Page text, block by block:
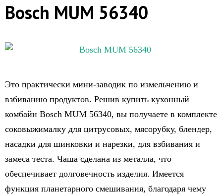
Bosch MUM 56340
Это практически мини-заводик по измельчению и
взбиванию продуктов. Решив купить кухонный
комбайн Bosch MUM 56340, вы получаете в комплекте
соковыжималку для цитрусовых, мясорубку, блендер,
насадки для шинковки и нарезки, для взбивания и
замеса теста. Чаша сделана из металла, что
обеспечивает долговечность изделия. Имеется
функция планетарного смешивания, благодаря чему